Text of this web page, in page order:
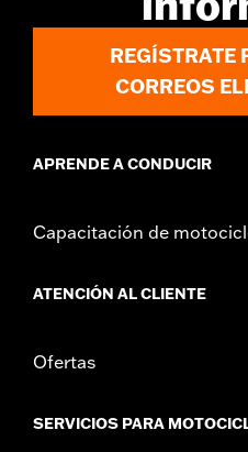
REGÍSTRATE
CORREOS
APRENDE A CONDUCIR
Capacitación de
ATENCIÓN AL CLIENTE
Ofertas
SERVICIOS PARA